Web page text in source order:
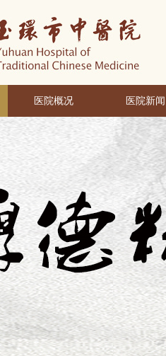
医院概况 医院新闻